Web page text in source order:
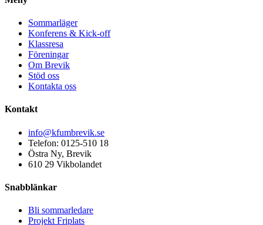
Sommarläger
Konferens & Kick-off
Klassresa
Föreningar
Om Brevik
Stöd oss
Kontakta oss
Kontakt
info@kfumbrevik.se
Telefon: 0125-510 18
Östra Ny, Brevik
610 29 Vikbolandet
Snabblänkar
Bli sommarledare
Projekt Friplats